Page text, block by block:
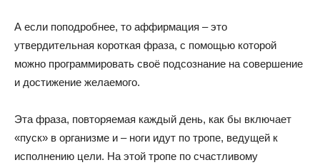
А если поподробнее, то аффирмация – это
утвердительная короткая фраза, с помощью которой
можно программировать своё подсознание на совершение
и достижение желаемого.
Эта фраза, повторяемая каждый день, как бы включает
«пуск» в организме и – ноги идут по тропе, ведущей к
исполнению цели. На этой тропе по счастливому